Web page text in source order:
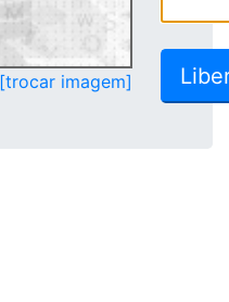
[trocar imagem]